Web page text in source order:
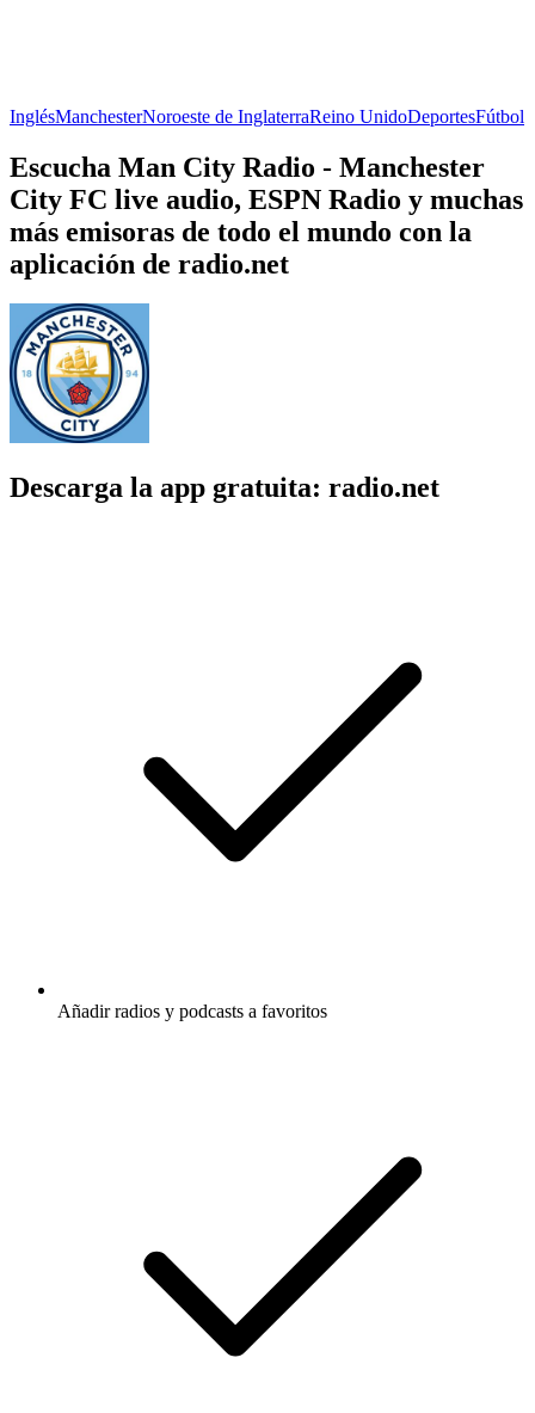
InglésManchesterNoroeste de InglaterraReino UnidoDeportesFútbol
Escucha Man City Radio - Manchester
City FC live audio, ESPN Radio y muchas
más emisoras de todo el mundo con la
aplicación de radio.net
Descarga la app gratuita: radio.net
Añadir radios y podcasts a favoritos